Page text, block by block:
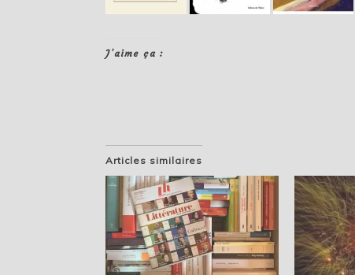
J’aime ça :
Articles similaires